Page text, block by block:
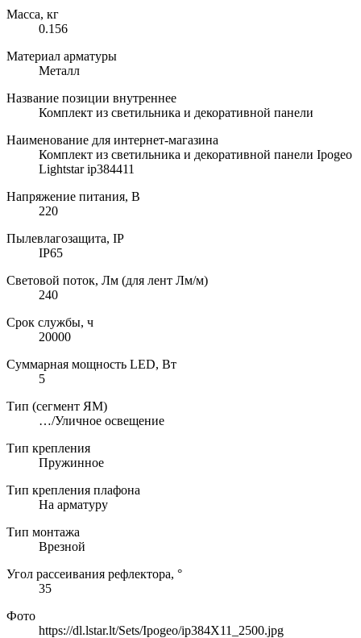
Масса, кг
0.156
Материал арматуры
Металл
Название позиции внутреннее
Комплект из светильника и декоративной панели
Наименование для интернет-магазина
Комплект из светильника и декоративной панели Ipogeo
Lightstar ip384411
Напряжение питания, В
220
Пылевлагозащита, IP
IP65
Световой поток, Лм (для лент Лм/м)
240
Срок службы, ч
20000
Суммарная мощность LED, Вт
5
Тип (сегмент ЯМ)
…/Уличное освещение
Тип крепления
Пружинное
Тип крепления плафона
На арматуру
Тип монтажа
Врезной
Угол рассеивания рефлектора, °
35
Фото
https://dl.lstar.lt/Sets/Ipogeo/ip384X11_2500.jpg